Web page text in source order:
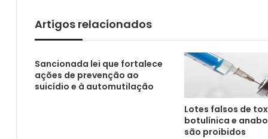
Central de Transplantes realiza
Lula sanciona lei que institui o Novembro
Artigos relacionados
Sancionada lei que fortalece
ações de prevenção ao
suicídio e à automutilação
Lotes falsos de
botulínica e
são proibidos